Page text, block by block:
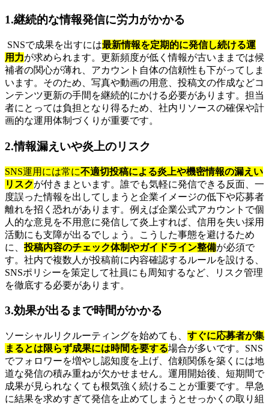
1.継続的な情報発信に労力がかかる
SNSで成果を出すには最新情報を定期的に発信し続ける運
用力が求められます。更新頻度が低く情報が古いままでは候
補者の関心が薄れ、アカウント自体の信頼性も下がってしま
います。そのため、写真や動画の用意、投稿文の作成などコ
ンテンツ更新の手間を継続的にかける必要があります。担当
者にとっては負担となり得るため、社内リソースの確保や計
画的な運用体制づくりが重要です。
2.情報漏えいや炎上のリスク
SNS運用には常に不適切投稿による炎上や機密情報の漏えい
リスクが付きまといます。誰でも気軽に発信できる反面、一
度誤った情報を出してしまうと企業イメージの低下や応募者
離れを招く恐れがあります。例えば企業公式アカウントで個
人的な意見を不用意に発信して炎上すれば、信用を失い採用
活動にも支障が出るでしょう。こうした事態を避けるため
に、投稿内容のチェック体制やガイドライン整備が必須で
す。社内で複数人が投稿前に内容確認するルールを設ける、
SNSポリシーを策定して社員にも周知するなど、リスク管理
を徹底する必要があります。
3.効果が出るまで時間がかかる
ソーシャルリクルーティングを始めても、 すぐに応募者が集
まるとは限らず成果には時間を要する場合が多いです。SNS
でフォロワーを増やし認知度を上げ、信頼関係を築くには地
道な発信の積み重ねが欠かせません。運用開始後、短期間で
成果が見られなくても根気強く続けることが重要です。早急
に結果を求めすぎて発信を止めてしまうとせっかくの取り組